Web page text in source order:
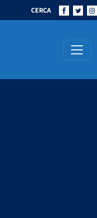
CERCA